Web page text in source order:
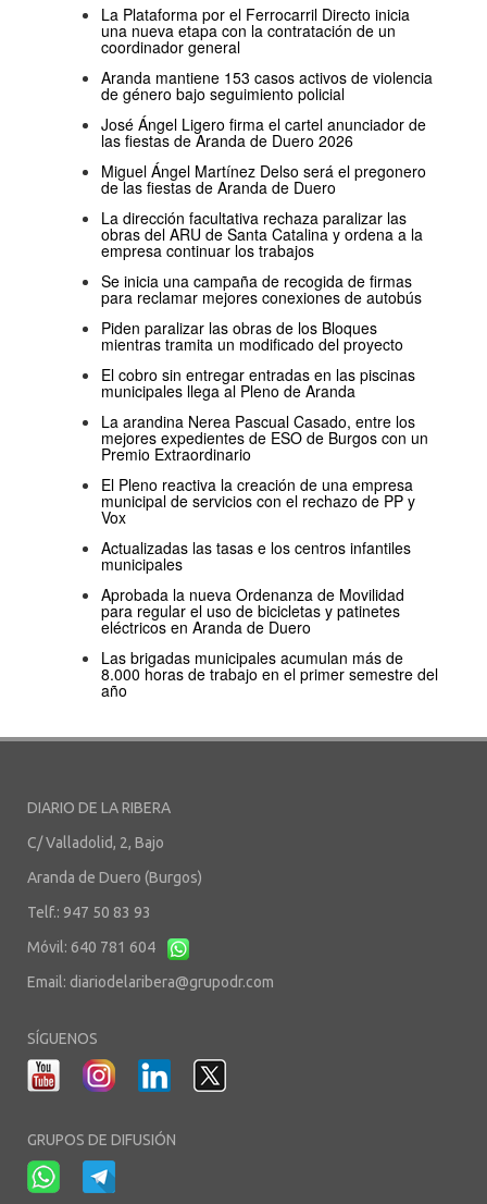
La Plataforma por el Ferrocarril Directo inicia
una nueva etapa con la contratación de un
coordinador general
Aranda mantiene 153 casos activos de violencia
de género bajo seguimiento policial
José Ángel Ligero firma el cartel anunciador de
las fiestas de Aranda de Duero 2026
Miguel Ángel Martínez Delso será el pregonero
de las fiestas de Aranda de Duero
La dirección facultativa rechaza paralizar las
obras del ARU de Santa Catalina y ordena a la
empresa continuar los trabajos
Se inicia una campaña de recogida de firmas
para reclamar mejores conexiones de autobús
Piden paralizar las obras de los Bloques
mientras tramita un modificado del proyecto
El cobro sin entregar entradas en las piscinas
municipales llega al Pleno de Aranda
La arandina Nerea Pascual Casado, entre los
mejores expedientes de ESO de Burgos con un
Premio Extraordinario
El Pleno reactiva la creación de una empresa
municipal de servicios con el rechazo de PP y
Vox
Actualizadas las tasas e los centros infantiles
municipales
Aprobada la nueva Ordenanza de Movilidad
para regular el uso de bicicletas y patinetes
eléctricos en Aranda de Duero
Las brigadas municipales acumulan más de
8.000 horas de trabajo en el primer semestre del
año
DIARIO DE LA RIBERA
C/ Valladolid, 2, Bajo
Aranda de Duero (Burgos)
Telf.: 947 50 83 93
Móvil: 640 781 604
Email: diariodelaribera@grupodr.com
SÍGUENOS
GRUPOS DE DIFUSIÓN